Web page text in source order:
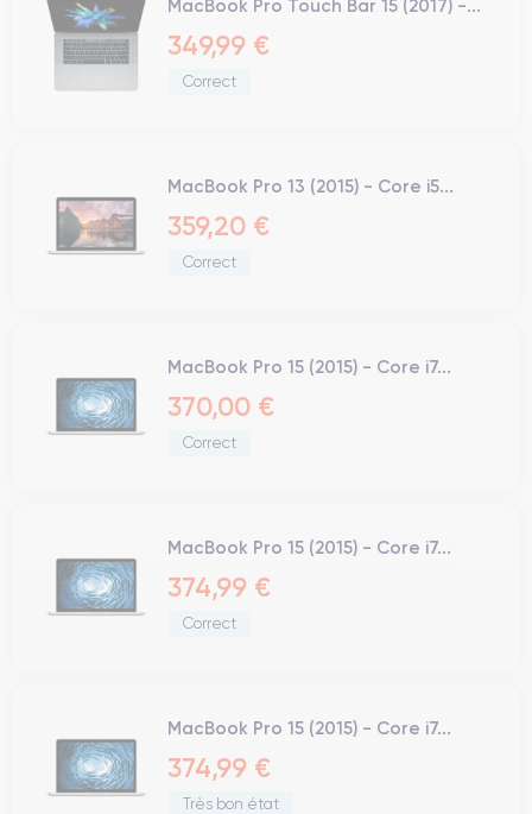
MacBook Pro Touch Bar 15 (2017) -...
349,99 €
Correct
MacBook Pro 13 (2015) - Core i5...
359,20 €
Correct
MacBook Pro 15 (2015) - Core i7...
370,00 €
Correct
MacBook Pro 15 (2015) - Core i7...
374,99 €
Correct
MacBook Pro 15 (2015) - Core i7...
374,99 €
Très bon état